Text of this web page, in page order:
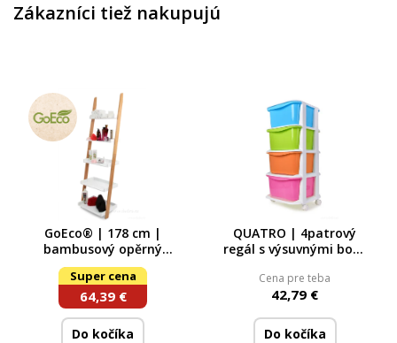
Zákazníci tiež nakupujú
GoEco® | 178 cm |
bambusový opěrný
regál s 5 policemi
Super cena
64,39 €
Do kočíka
QUATRO | 4patrový
regál s výsuvnými boxy
plastový organizér |
multicolor | 79 cm
Cena pre teba
42,79 €
Do kočíka